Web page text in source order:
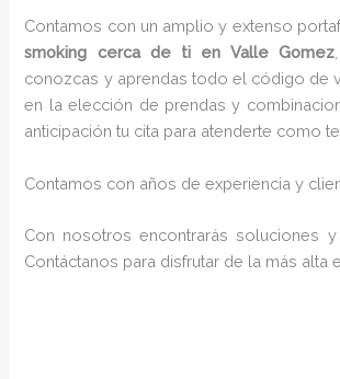
Contamos con un amplio y extenso
smoking cerca de ti en Valle Gomez
conozcas y aprendas todo el código de
en la elección de prendas y
anticipación tu cita para atenderte como
Contamos con años de experiencia y
Con nosotros encontrarás soluciones
Contáctanos para disfrutar de la más alta